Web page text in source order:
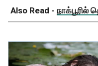
Also Read - நாக்பூரில்